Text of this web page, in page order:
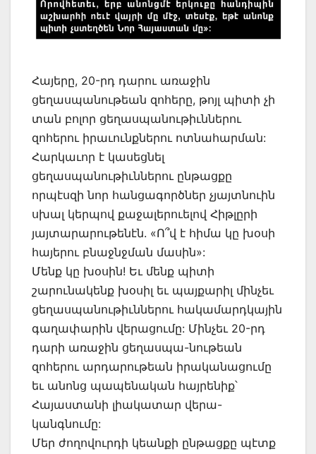
Հայերը, 20-րդ դարու առաջին
ցեղասպանութեան զոհերը, թոյլ պիտի չի
տան բոլոր ցեղասպանութիւններու
զոհերու իրաւունքներու ոտնահարման:
Հարկաւոր է կասեցնել
ցեղասպանութիւններու ընթացքը
որպէսզի նոր հանցագործներ չյայտնուին
սխալ կերպով քաջալերուելով Հիթլըրի
յայտարարութենէն. «Ո՞վ է հիմա կը խօսի
հայերու բնաջնջման մասին»:
Մենք կը խօսին! Եւ մենք պիտի
շարունակենք խօսիլ եւ պայքարիլ մինչեւ
ցեղասպանութիւններու հակամարդկային
գաղափարին վերացումը: Մինչեւ 20-րդ
դարի առաջին ցեղասպա-նութեան
զոհերու արդարութեան իրականացումը
եւ անոնց պապենական հայրենիք՝
Հայաստանի լիակատար վերա-
կանգնումը:
Մեր ժողովուրդի կեանքի ընթացքը պէտք